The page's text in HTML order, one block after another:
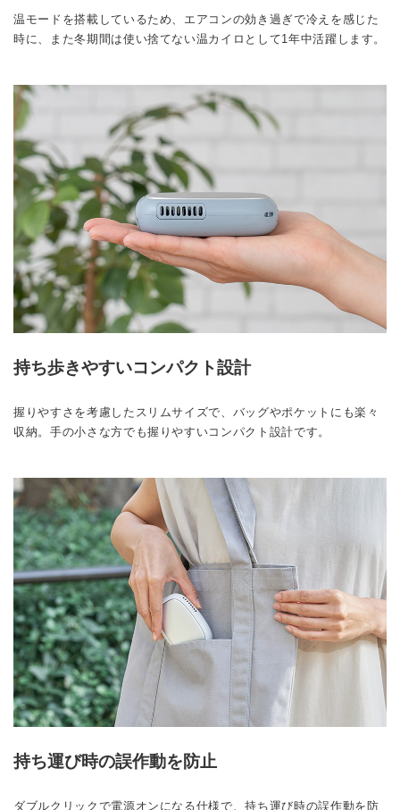
温モードを搭載しているため、エアコンの効き過ぎで冷えを感じた
時に、また冬期間は使い捨てない温カイロとして1年中活躍します。
持ち歩きやすいコンパクト設計
握りやすさを考慮したスリムサイズで、バッグやポケットにも楽々
収納。手の小さな方でも握りやすいコンパクト設計です。
持ち運び時の誤作動を防止
ダブルクリックで電源オンになる仕様で、持ち運び時の誤作動を防